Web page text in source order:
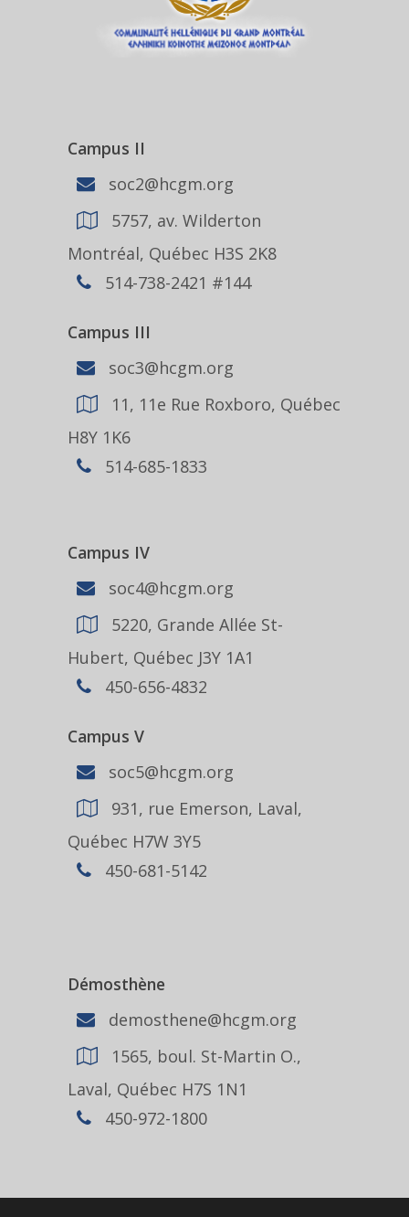
Campus II
soc2@hcgm.org
5757, av. Wilderton
Montréal, Québec H3S 2K8
514-738-2421 #144
Campus III
soc3@hcgm.org
11, 11e Rue Roxboro, Québec
H8Y 1K6
514-685-1833
Campus IV
soc4@hcgm.org
5220, Grande Allée St-
Hubert, Québec J3Y 1A1
450-656-4832
Campus V
soc5@hcgm.org
931, rue Emerson, Laval,
Québec H7W 3Y5
450-681-5142
Démosthène
demosthene@hcgm.org
1565, boul. St-Martin O.,
Laval, Québec H7S 1N1
450-972-1800